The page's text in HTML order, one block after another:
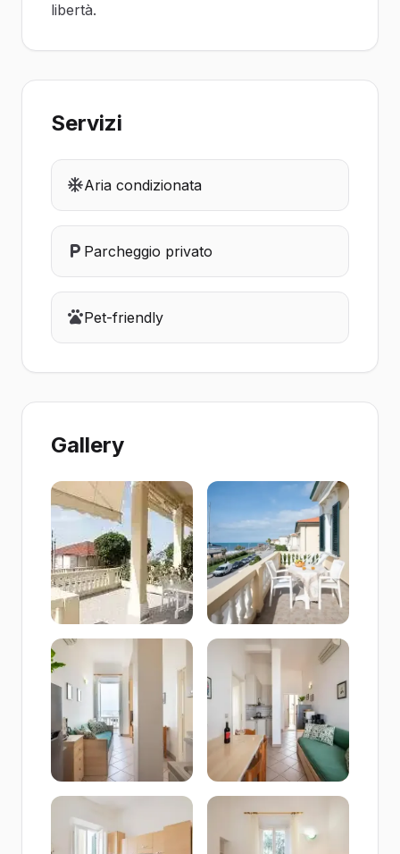
libertà.
Servizi
Aria condizionata
Parcheggio privato
Pet-friendly
Gallery